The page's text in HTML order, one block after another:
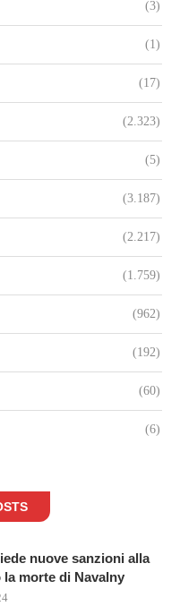
(3)
(1)
(17)
(2.323)
(5)
(3.187)
(2.217)
(1.759)
(962)
(192)
(60)
(6)
nuove sanzioni alla
la morte di Navalny